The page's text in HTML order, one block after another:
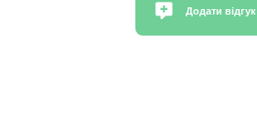
Додати відгук